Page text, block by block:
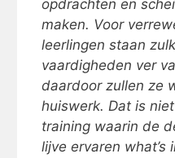
opdrachten en
maken. Voor
leerlingen staan
vaardigheden ver
daardoor zullen ze
huiswerk. Dat is
training waarin de
lijve ervaren what’s